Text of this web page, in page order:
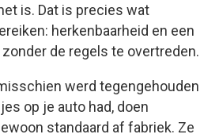
is. Dat is precies wat
herkenbaarheid en een
de regels te overtreden.
werd tegengehouden
op je auto had, doen
standaard af fabriek. Ze